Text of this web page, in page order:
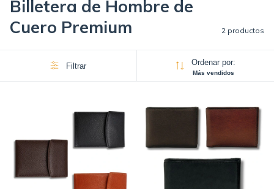
Billetera de Hombre de
Cuero Premium
2 productos
Filtrar Ordenar por:
Más vendidos